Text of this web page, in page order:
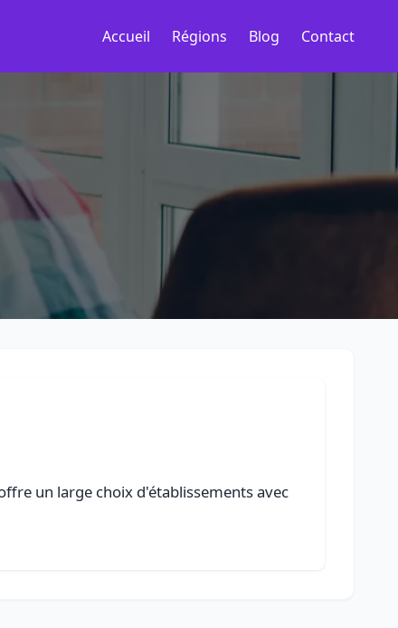
Accueil Régions Blog Contact
un large choix d'établissements avec